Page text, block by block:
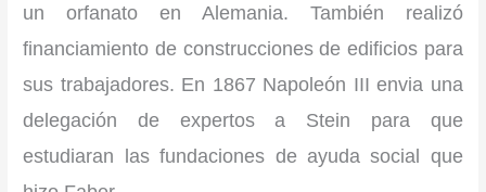
un orfanato en Alemania. También realizó
financiamiento de construcciones de edificios para
sus trabajadores. En 1867 Napoleón III envia una
delegación de expertos a Stein para que
estudiaran las fundaciones de ayuda social que